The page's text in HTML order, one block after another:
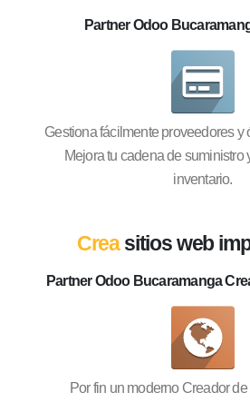
Partner Odoo
Gestiona fácilmente proveedores y
Mejora tu cadena de suministro
inventario.
Creasitios web
Partner Odoo Bucaramanga
Por fin un moderno Creador